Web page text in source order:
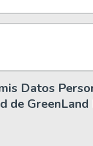
Datos
de GreenLand